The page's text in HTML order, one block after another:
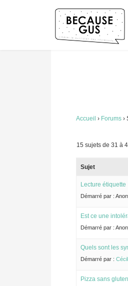
Accueil › Forums ›
15 sujets de 31 à
Sujet
Lecture étiquette
Démarré par :
Est ce une
Démarré par :
Quels sont les
Démarré par :
Pizza sans